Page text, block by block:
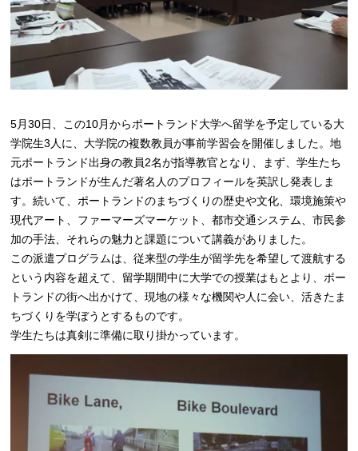
5月30日、この10月からポートランド大学へ留学を予定している大
学院生3人に、大学院の複数教員が事前学習会を開催しました。地
元ポートランド出身の教員2名が指導教官となり、まず、学生たち
はポートランドが生んだ著名人のプロフィールを英訳し発表しま
す。続いて、ポートランドのまちづくりの歴史や文化、環境施策や
現代アート、ファーマーズマーケット、都市交通システム、市民参
加の手法、それらの魅力と課題について講義がありました。
この派遣プログラムは、従来型の学生が留学先を希望して渡航する
という内容を超えて、留学期間中に大学での授業はもとより、ポー
トランドの街へ出かけて、現地の様々な機関や人に会い、活きたま
ちづくりを学ぼうとするものです。
学生たちは真剣に準備に取り掛かっています。